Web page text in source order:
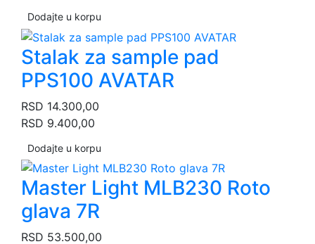
Dodajte u korpu
Stalak za sample pad
PPS100 AVATAR
RSD 14.300,00
RSD 9.400,00
Dodajte u korpu
Master Light MLB230 Roto
glava 7R
RSD 53.500,00